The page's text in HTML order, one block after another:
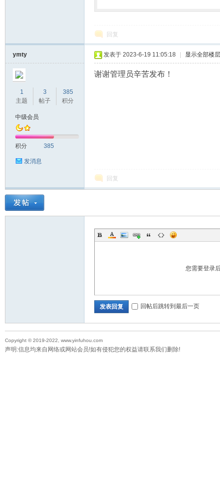
回复
ymty
1
主题
3
帖子
385
积分
中级会员
积分 385
发消息
发表于 2023-6-19 11:05:18 显示全部楼层
谢谢管理员辛苦发布！
回复
您需要登录
发表回复 回帖后跳转到最后一页
Copyright © 2019-2022, www.yinfuhou.com
声明:信息均来自网络或网站会员!如有侵犯您的权益请联系我们删除!